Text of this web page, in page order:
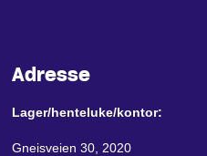
Adresse
Lager/henteluke/kontor:
Gneisveien 30, 2020